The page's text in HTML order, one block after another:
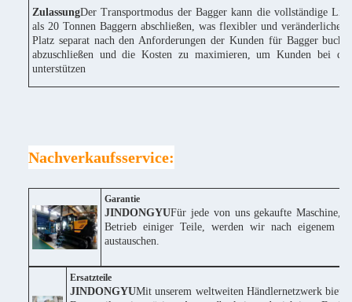
ZulassungDer Transportmodus der Bagger kann die vollständige
als 20 Tonnen Baggern abschließen, was flexibler und veränderlicher
Platz separat nach den Anforderungen der Kunden für Bagger
abzuschließen und die Kosten zu maximieren, um Kunden bei
unterstützen
Nachverkaufsservice:
Garantie
JINDONGYUFür jede von uns gekaufte Maschine,
Betrieb einiger Teile, werden wir nach eigenem
austauschen.
Ersatzteile
JINDONGYUMit unserem weltweiten Händlernetzwerk